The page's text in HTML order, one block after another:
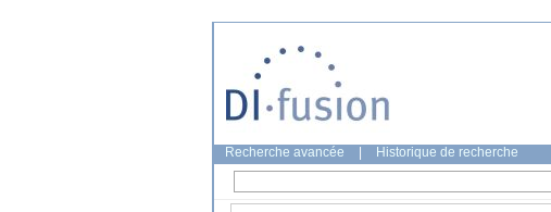
Recherche avancée Historique de recherche